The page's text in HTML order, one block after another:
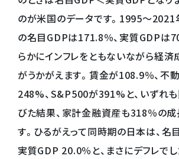
のが米国のデータです。1995〜2021
の名目GDPは171.8％、実質GDPは
らかにインフレをともないながら経済
がうかがえます。賃金が108.9％、不
248%、S&P500が391%と、いずれ
びた結果、家計金融資産も318％の成
す。ひるがえって同時期の日本は、名
実質GDP 20.0％と、まさにデフレで